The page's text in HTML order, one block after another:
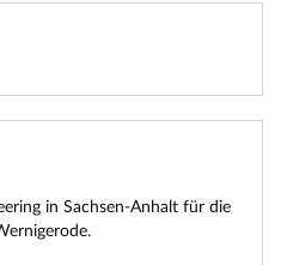
in Sachsen-Anhalt für die